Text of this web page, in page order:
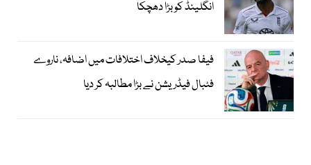
انگلینڈ کو بڑا دھچکا
فیفا صدر کیخلاف اختلافات میں اضافہ، ناروے
فٹبال فیڈریشن نے بڑا مطالبہ کر دیا